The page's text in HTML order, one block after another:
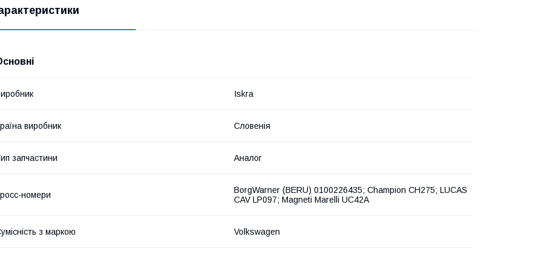
Iskra
виробник Словенія
запчастини Аналог
номери
BorgWarner (BERU) 0100226435; Champion CH275; LUCAS
CAV LP097; Magneti Marelli UC42A
з маркою Volkswagen